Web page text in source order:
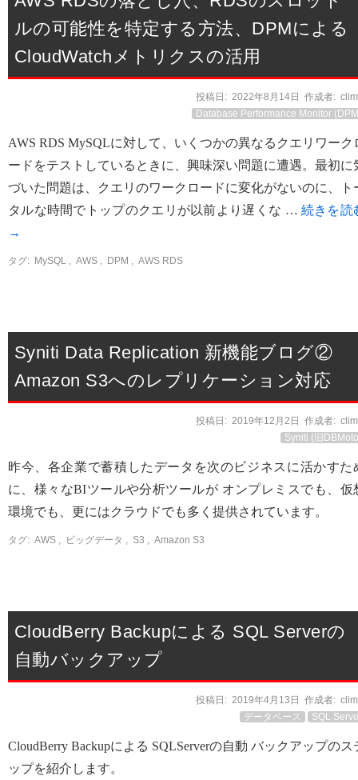
ルの可能性を特定する方法、DPMによる
CloudWatchメトリクスの活用
投稿日: 2022年8月14日 作成者:
Database Performance Monitor
AWS RDS MySQLに対して、いくつかの異なるクエリワーク
ードをテストしているときに、興味深い問題に遭遇。最初に
づいた問題は、クエリのワークロードに変化がないのに、ト
タルな時間でトップのクエリが以前より遅くな … 続きを読
→
タグ: MySQL , AWS , DPM , AWS RDS
Syniti Data Replication 新機能ブログ②
Amazon S3へのレプリケーション対応
投稿日: 2019年12月2日 作成者:
Syniti (旧
昨今、各企業で蓄積したデータを次のビジネスに活かすた
に、様々なBIツールや分析ツールが オンプレミスでも、仮
環境でも、更にはクラウドでも多く提供されています。
タグ: AWS , ビッグデータ , S3 , Amazon S3
CloudBerry Backupによる SQL Serverの
自動バックアップ
投稿日: 2019年4月13日 作成者:
データベース
SQL
CloudBerry Backupによる SQLServerの自動 バックアップのス
ップを紹介します。